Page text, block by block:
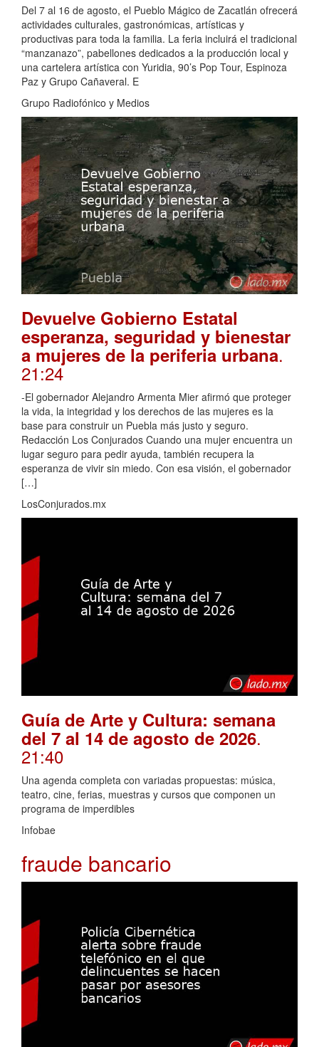
Del 7 al 16 de agosto, el Pueblo Mágico de Zacatlán ofrecerá
actividades culturales, gastronómicas, artísticas y
productivas para toda la familia. La feria incluirá el tradicional
“manzanazo”, pabellones dedicados a la producción local y
una cartelera artística con Yuridia, 90’s Pop Tour, Espinoza
Paz y Grupo Cañaveral. E
Grupo Radiofónico y Medios
Devuelve Gobierno Estatal
esperanza, seguridad y bienestar
a mujeres de la periferia urbana.
21:24
-El gobernador Alejandro Armenta Mier afirmó que proteger
la vida, la integridad y los derechos de las mujeres es la
base para construir un Puebla más justo y seguro.
Redacción Los Conjurados Cuando una mujer encuentra un
lugar seguro para pedir ayuda, también recupera la
esperanza de vivir sin miedo. Con esa visión, el gobernador
[…]
LosConjurados.mx
Guía de Arte y Cultura: semana
del 7 al 14 de agosto de 2026.
21:40
Una agenda completa con variadas propuestas: música,
teatro, cine, ferias, muestras y cursos que componen un
programa de imperdibles
Infobae
fraude bancario